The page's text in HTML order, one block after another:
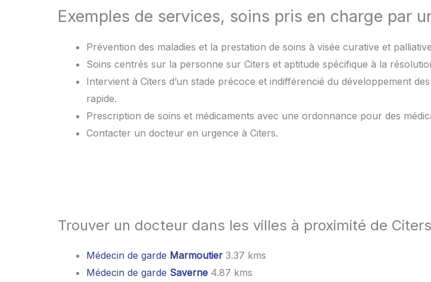
Exemples de services, soins pris en charge par
Prévention des maladies et la prestation de soins à visée curative et
Soins centrés sur la personne sur Citers et aptitude spécifique à la
Intervient à Citers d’un stade précoce et indifférencié du développement
rapide.
Prescription de soins et médicaments avec une ordonnance pour des
Contacter un docteur en urgence à Citers.
Trouver un docteur dans les villes à proximité de Citers
Médecin de garde Marmoutier 3.37 kms
Médecin de garde Saverne 4.87 kms